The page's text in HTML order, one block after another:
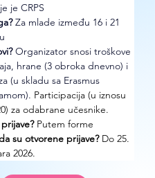
je CRPS
Za mlade između 16 i 21
Organizator snosi troškove
hrane (3 obroka dnevno) i
(u skladu sa Erasmus
Participacija (u iznosu
za odabrane učesnike.
Putem forme
su otvorene prijave? Do 25.
2026.